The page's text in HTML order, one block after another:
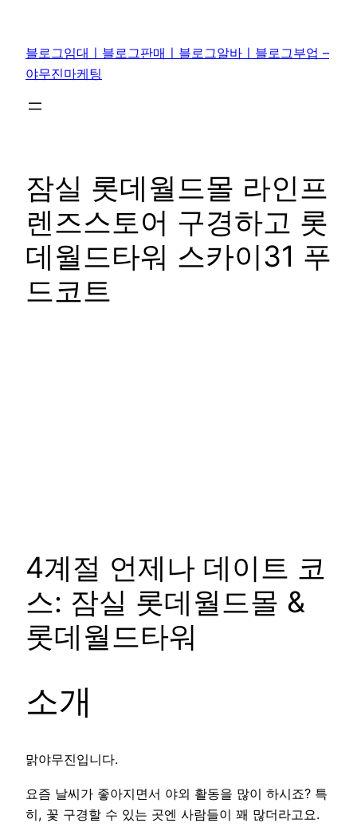
블로그임대ㅣ블로그판매ㅣ블로그알바ㅣ블로그부업 –
야무진마케팅
잠실 롯데월드몰 라인프
렌즈스토어 구경하고 롯
데월드타워 스카이31 푸
드코트
4계절 언제나 데이트 코
스: 잠실 롯데월드몰 &
롯데월드타워
소개
맑야무진입니다.
요즘 날씨가 좋아지면서 야외 활동을 많이 하시죠? 특
히, 꽃 구경할 수 있는 곳엔 사람들이 꽤 많더라고요.